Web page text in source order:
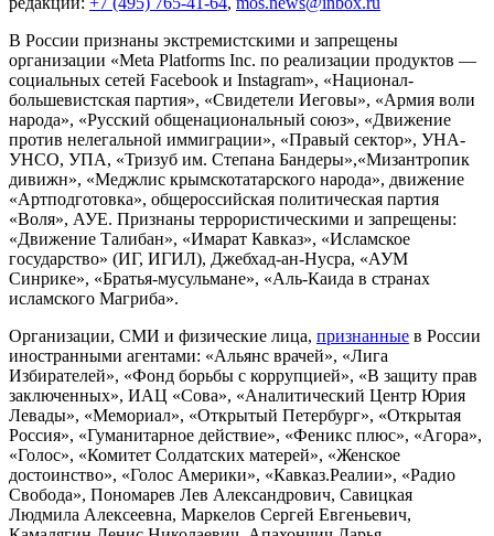
В России признаны экстремистскими и запрещены
организации «Meta Platforms Inc. по реализации продуктов —
социальных сетей Facebook и Instagram», «Национал-
большевистская партия», «Свидетели Иеговы», «Армия воли
народа», «Русский общенациональный союз», «Движение
против нелегальной иммиграции», «Правый сектор», УНА-
УНСО, УПА, «Тризуб им. Степана Бандеры»,«Мизантропик
дивижн», «Меджлис крымскотатарского народа», движение
«Артподготовка», общероссийская политическая партия
«Воля», АУЕ. Признаны террористическими и запрещены:
«Движение Талибан», «Имарат Кавказ», «Исламское
государство» (ИГ, ИГИЛ), Джебхад-ан-Нусра, «АУМ
Синрике», «Братья-мусульмане», «Аль-Каида в странах
исламского Магриба».
Организации, СМИ и физические лица, признанные в России
иностранными агентами: «Альянс врачей», «Лига
Избирателей», «Фонд борьбы с коррупцией», «В защиту прав
заключенных», ИАЦ «Сова», «Аналитический Центр Юрия
Левады», «Мемориал», «Открытый Петербург», «Открытая
Россия», «Гуманитарное действие», «Феникс плюс», «Агора»,
«Голос», «Комитет Солдатских матерей», «Женское
достоинство», «Голос Америки», «Кавказ.Реалии», «Радио
Свобода», Пономарев Лев Александрович, Савицкая
Людмила Алексеевна, Маркелов Сергей Евгеньевич,